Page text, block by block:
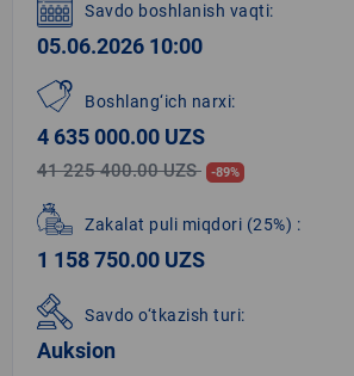
Savdo boshlanish vaqti:
05.06.2026 10:00
Boshlang‘ich narxi:
4 635 000.00 UZS
41 225 400.00 UZS -89%
Zakalat puli miqdori (25%) :
1 158 750.00 UZS
Savdo o‘tkazish turi:
Auksion